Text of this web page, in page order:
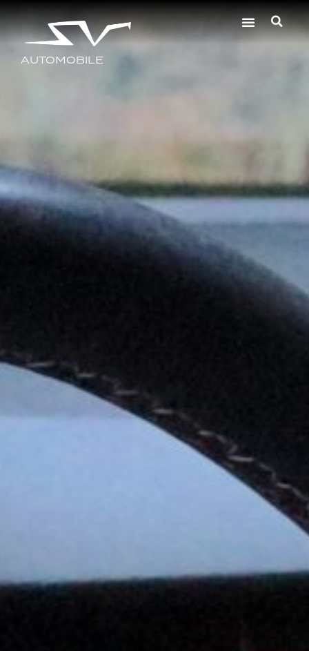
AUTOMOBILE